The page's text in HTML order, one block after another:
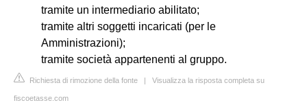
tramite un intermediario abilitato;
tramite altri soggetti incaricati (per le
Amministrazioni);
tramite società appartenenti al gruppo.
Richiesta di rimozione della fonte | Visualizza la risposta completa su
fiscoetasse.com